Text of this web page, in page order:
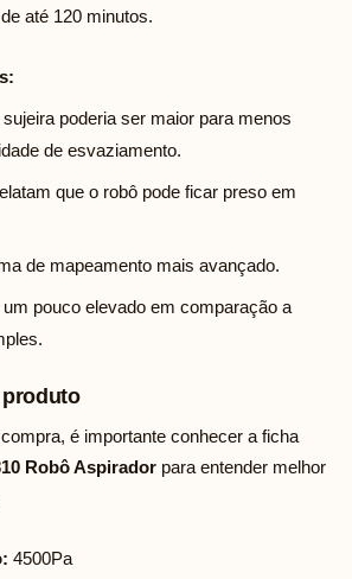
até 120 minutos.
poderia ser maior para menos
de esvaziamento.
que o robô pode ficar preso em
de mapeamento mais avançado.
pouco elevado em comparação a
é importante conhecer a ficha
Robô Aspirador para entender melhor
4500Pa